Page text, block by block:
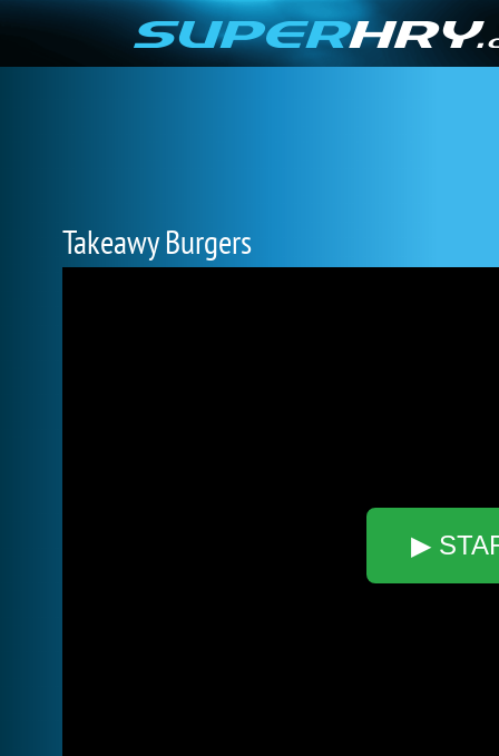
Takeawy Burgers
▶